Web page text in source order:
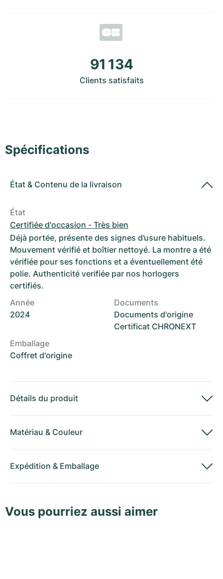
91 134
Clients satisfaits
Spécifications
État & Contenu de la livraison
État
Certifiée d'occasion - Très bien
Déjà portée, présente des signes d’usure habituels.
Mouvement vérifié et boîtier nettoyé. La montre a été
vérifiée pour ses fonctions et a éventuellement été
polie. Authenticité verifiée par nos horlogers
certifiés.
Année
2024
Documents
Documents d'origine
Certificat CHRONEXT
Emballage
Coffret d'origine
Détails du produit
Matériau & Couleur
Expédition & Emballage
Vous pourriez aussi aimer